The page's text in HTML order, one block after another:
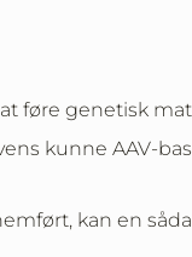
føre genetisk
kunne AAV-
kan en